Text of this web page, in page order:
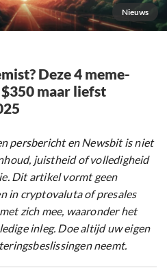
Nieuws
Deze 4 meme-
maar liefst
persbericht en Newsbit is niet
juistheid of volledigheid
Dit artikel vormt geen
in cryptovaluta of presales
zich mee, waaronder het
inleg. Doe altijd uw eigen
neemt.